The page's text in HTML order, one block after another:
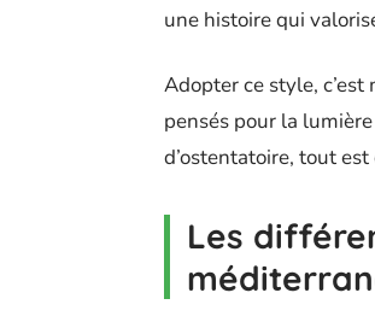
une histoire qui
Adopter ce style,
pensés pour la
d’ostentatoire, tout
Les